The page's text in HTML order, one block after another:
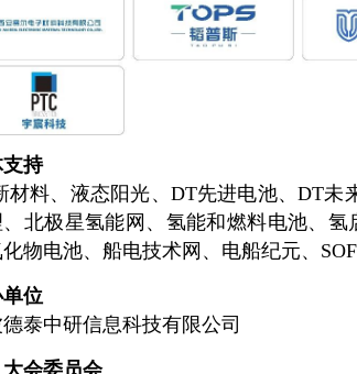
持
材料、液态阳光、DT先进电池、DT未
北极星氢能网、氢能和燃料电池、氢
物电池、船电技术网、电船纪元、
位
泰中研信息科技有限公司